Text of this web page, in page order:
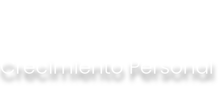
Crecimiento Personal